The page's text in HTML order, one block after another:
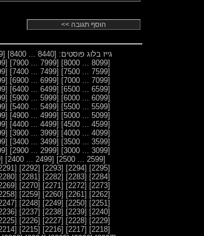
גייז בלוג פוסטים: [8440 ... 8400]
[8399 ... 8300]
[8099 ... 8000]
[7999 ... 7900]
[7899 ... 7800]
[7599 ... 7500]
[7499 ... 7400]
[7399 ... 7300]
[7099 ... 7000]
[6999 ... 6900]
[6899 ... 6800]
[6599 ... 6500]
[6499 ... 6400]
[6399 ... 6300]
[6099 ... 6000]
[5999 ... 5900]
[5899 ... 5800]
[5599 ... 5500]
[5499 ... 5400]
[5399 ... 5300]
[5099 ... 5000]
[4999 ... 4900]
[4899 ... 4800]
[4599 ... 4500]
[4499 ... 4400]
[4399 ... 4300]
[4099 ... 4000]
[3999 ... 3900]
[3899 ... 3800]
[3599 ... 3500]
[3499 ... 3400]
[3399 ... 3300]
[3099 ... 3000]
[2999 ... 2900]
[2899 ... 2800]
[2599 ... 2500]
[2499 ... 2400]
[2399 ... 2300]
[2295]
[2294]
[2293]
[2292]
[2291]
[2284]
[2283]
[2282]
[2281]
[2280]
[2273]
[2272]
[2271]
[2270]
[2269]
[2262]
[2261]
[2260]
[2259]
[2258]
[2251]
[2250]
[2249]
[2248]
[2247]
[2240]
[2239]
[2238]
[2237]
[2236]
[2229]
[2228]
[2227]
[2226]
[2225]
[2218]
[2217]
[2216]
[2215]
[2214]